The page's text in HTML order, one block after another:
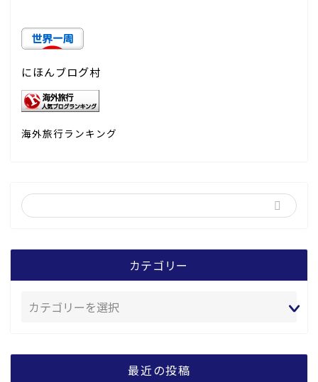
にほんブログ村
海外旅行ランキング
カテゴリー
最近の投稿